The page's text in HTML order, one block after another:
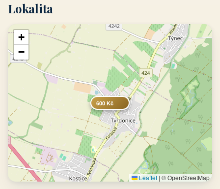
Lokalita
600 Kč
+
−
Leaflet | © OpenStreetMap